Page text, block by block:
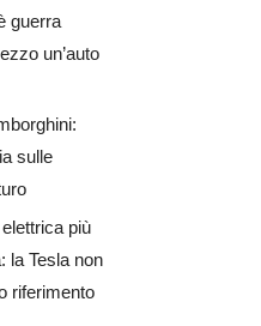
guerra
un’auto
sulle
più
la Tesla non
riferimento